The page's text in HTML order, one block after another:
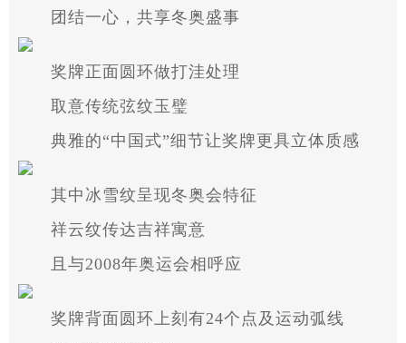
团结一心，共享冬奥盛事
奖牌正面圆环做打洼处理
取意传统弦纹玉璧
典雅的“中国式”细节让奖牌更具立体质感
其中冰雪纹呈现冬奥会特征
祥云纹传达吉祥寓意
且与2008年奥运会相呼应
奖牌背面圆环上刻有24个点及运动弧线